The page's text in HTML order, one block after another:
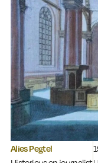
Alies Pegtel